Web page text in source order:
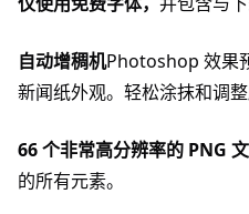
自动增稠机Photoshop 效果
新闻纸外观。轻松涂抹和调整
66 个非常高分辨率的 PNG
的所有元素。